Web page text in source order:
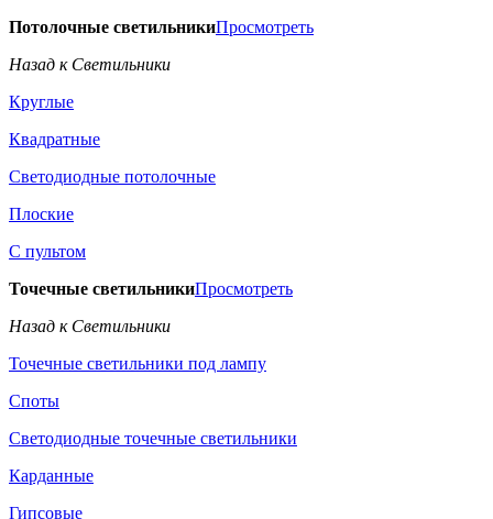
Потолочные светильникиПросмотреть
Назад к Светильники
Круглые
Квадратные
Светодиодные потолочные
Плоские
С пультом
Точечные светильникиПросмотреть
Назад к Светильники
Точечные светильники под лампу
Споты
Светодиодные точечные светильники
Карданные
Гипсовые